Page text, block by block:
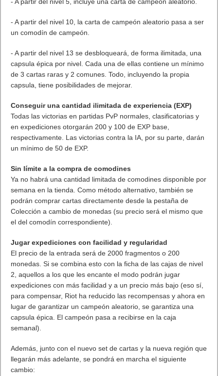
versión 0.9.3 que llegará el próximo 31 de marzo:
Conseguir recompensas de la caja ilimitadas (y
mejoradas):
- A partir del nivel 2, la caja incluye una ficha de expedición
(antes se recibía a partir del 10).
- A partir del nivel 5, incluye una carta de campeón aleatorio.
- A partir del nivel 10, la carta de campeón aleatorio pasa a ser
un comodín de campeón.
- A partir del nivel 13 se desbloqueará, de forma ilimitada, una
capsula épica por nivel. Cada una de ellas contiene un mínimo
capsula, tiene posibilidades de mejorar.
Conseguir una cantidad ilimitada de experiencia (EXP)
Todas las victorias en partidas PvP normales, clasificatorias y
en expediciones otorgarán 200 y 100 de EXP base,
respectivamente. Las victorias contra la IA, por su parte, darán
Sin límite a la compra de comodines
Ya no habrá una cantidad limitada de comodines disponible por
semana en la tienda. Como método alternativo, también se
podrán comprar cartas directamente desde la pestaña de
Colección a cambio de monedas (su precio será el mismo que
el del comodín correspondiente).
Jugar expediciones con facilidad y regularidad
monedas. Si se combina esto con la ficha de las cajas de nivel
2, aquellos a los que les encante el modo podrán jugar
expediciones con más facilidad y a un precio más bajo (eso sí,